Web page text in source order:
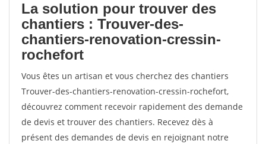
La solution pour trouver des
chantiers : Trouver-des-
chantiers-renovation-cressin-
rochefort
Vous êtes un artisan et vous cherchez des chantiers
Trouver-des-chantiers-renovation-cressin-rochefort,
découvrez comment recevoir rapidement des demande
de devis et trouver des chantiers. Recevez dès à
présent des demandes de devis en rejoignant notre